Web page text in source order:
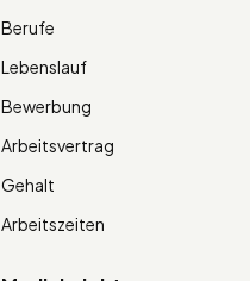
Berufe
Lebenslauf
Bewerbung
Arbeitsvertrag
Gehalt
Arbeitszeiten